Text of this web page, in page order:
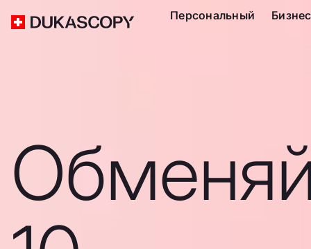
Персональный Бизнес